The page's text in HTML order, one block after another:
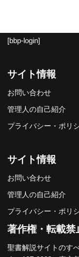
[bbp-login]
サイト情報
お問い合わせ
管理人の自己紹介
プライバシー・ポリ
サイト情報
お問い合わせ
管理人の自己紹介
プライバシー・ポリ
著作権・転載禁
聖書解説サイトのす